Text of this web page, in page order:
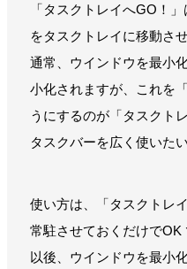
「タスクトレイへGO！
をタスクトレイに移動さ
通常、ウインドウを最小
小化されますが、これを
うにするのが「タスクト
タスクバーを広く使いた
使い方は、「タスクトレ
常駐させておくだけでOK
以後、ウインドウを最小